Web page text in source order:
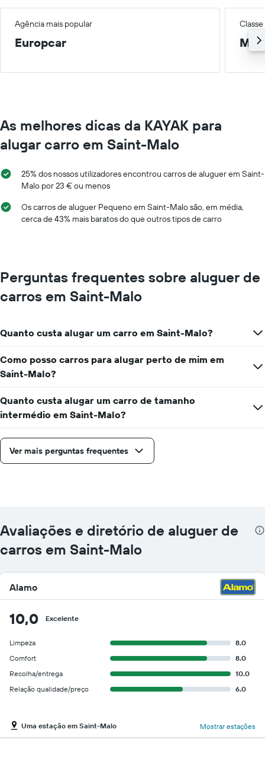
Agência mais popular
Europcar
As melhores dicas da KAYAK para
alugar carro em Saint-Malo
25% dos nossos utilizadores encontrou carros de aluguer em Saint-
Malo por 23 € ou menos
Os carros de aluguer Pequeno em Saint-Malo são, em média,
cerca de 43% mais baratos do que outros tipos de carro
Perguntas frequentes sobre aluguer de
carros em Saint-Malo
Quanto custa alugar um carro em Saint-Malo?
Como posso carros para alugar perto de mim em
Saint-Malo?
Quanto custa alugar um carro de tamanho
intermédio em Saint-Malo?
Ver mais perguntas frequentes
Avaliações e diretório de aluguer de
carros em Saint-Malo
Alamo
10,0 Excelente
Limpeza
8.0
Comfort
8.0
Recolha/entrega
10.0
Relação qualidade/preço
6.0
Uma estação em Saint-Malo Mostrar estações